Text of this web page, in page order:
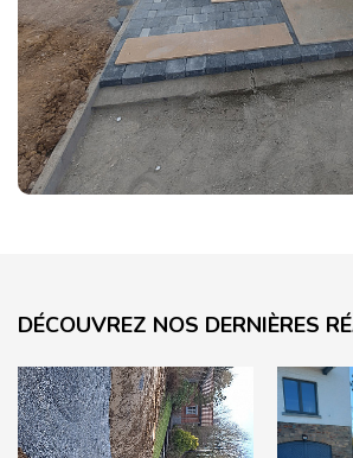
DÉCOUVREZ NOS DERNIÈRES